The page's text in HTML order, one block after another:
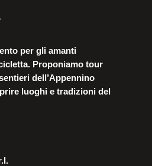
per gli amanti
Proponiamo tour
dell’Appennino
luoghi e tradizioni del